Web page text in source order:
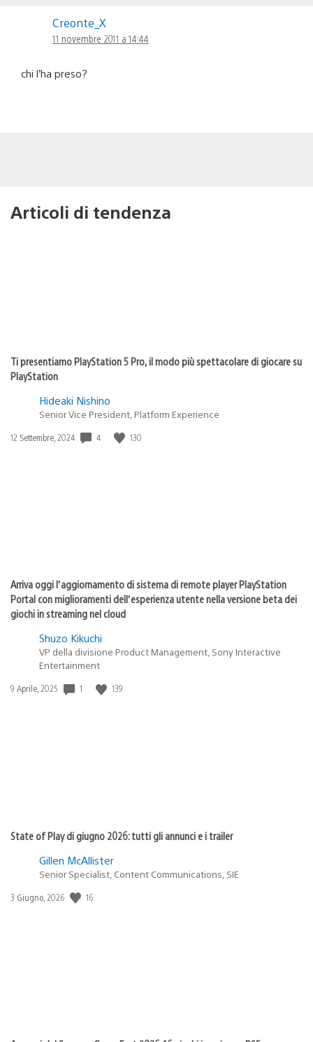
Creonte_X
11 novembre 2011 a 14:44
chi l’ha preso?
Articoli di tendenza
Ti presentiamo PlayStation 5 Pro, il modo più spettacolare di giocare su
PlayStation
Hideaki Nishino
Senior Vice President, Platform Experience
Data
12 Settembre, 2024 4 130
Arriva oggi l’aggiornamento di sistema di remote player PlayStation
Portal con miglioramenti dell’esperienza utente nella versione beta dei
giochi in streaming nel cloud
Shuzo Kikuchi
VP della divisione Product Management, Sony Interactive
Entertainment
Data
9 Aprile, 2025 1 139
State of Play di giugno 2026: tutti gli annunci e i trailer
Gillen McAllister
Senior Specialist, Content Communications, SIE
Data
3 Giugno, 2026 16